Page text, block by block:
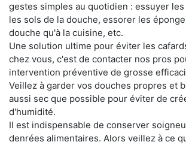
gestes simples au quotidien : essuyer
les sols de la douche, essorer les
douche qu'à la cuisine, etc.
Une solution ultime pour éviter les
chez vous, c'est de contacter nos pros
intervention préventive de grosse
Veillez à garder vos douches propres et
aussi sec que possible pour éviter de
d'humidité.
Il est indispensable de conserver
denrées alimentaires. Alors veillez à ce